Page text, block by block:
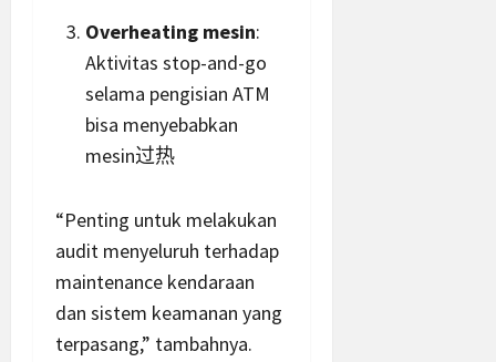
Overheating mesin:
Aktivitas stop-and-go
selama pengisian ATM
bisa menyebabkan
mesin过热
“Penting untuk melakukan
audit menyeluruh terhadap
maintenance kendaraan
dan sistem keamanan yang
terpasang,” tambahnya.